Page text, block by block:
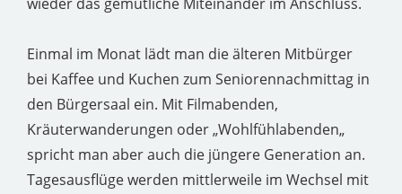
Einmal im Monat lädt man die älteren Mitbürger
bei Kaffee und Kuchen zum Seniorennachmittag in
den Bürgersaal ein. Mit Filmabenden,
Kräuterwanderungen oder „Wohlfühlabenden„
spricht man aber auch die jüngere Generation an.
Tagesausflüge werden mittlerweile im Wechsel mit